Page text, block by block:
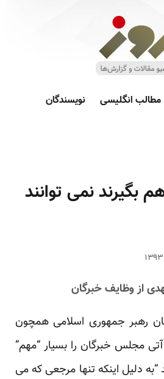
مطالب انگلیسی نویسندگان
نمی توانند
از وظایف خبرگان
رهبر جمهوری اسلامی همچون
مجلس خبرگان را بسیار “مهم”
“به دلیل اینکه تنها مرجعی که می